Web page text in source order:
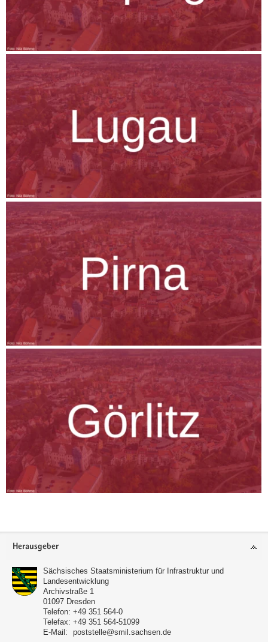
Footer-
Herausgeber
Sächsisches Staatsministerium für Infrastruktur und
Landesentwicklung
Archivstraße 1
01097 Dresden
Telefon: +49 351 564-0
Telefax: +49 351 564-51099
E-Mail:
poststelle@smil.sachsen.de